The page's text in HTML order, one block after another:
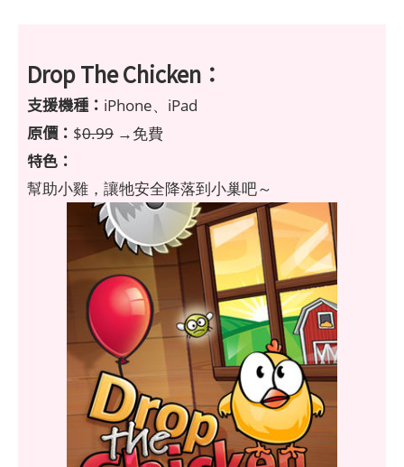
Drop The Chicken：
支援機種： iPhone、iPad
原價： $0.99 →免費
特色：
幫助小雞，讓牠安全降落到小巢吧～